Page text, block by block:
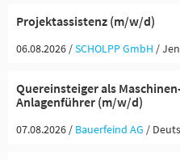
Projektassistenz (m/w/d)
06.08.2026 /SCHOLPP GmbH /
Quereinsteiger als
Anlagenführer (m/w/d)
07.08.2026 / Bauerfeind AG /